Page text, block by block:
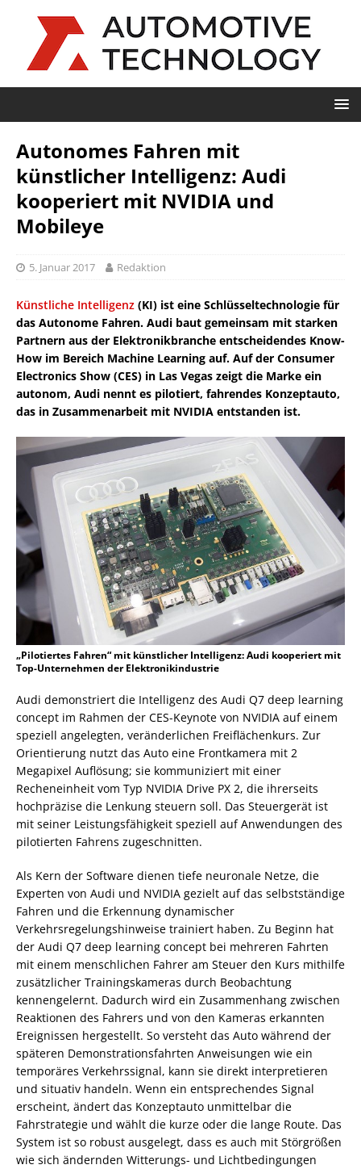
Autonomes Fahren mit
künstlicher Intelligenz: Audi
kooperiert mit NVIDIA und
Mobileye
5. Januar 2017 Redaktion
Künstliche Intelligenz (KI) ist eine Schlüsseltechnologie für
das Autonome Fahren. Audi baut gemeinsam mit starken
Partnern aus der Elektronikbranche entscheidendes Know-
How im Bereich Machine Learning auf. Auf der Consumer
Electronics Show (CES) in Las Vegas zeigt die Marke ein
autonom, Audi nennt es pilotiert, fahrendes Konzeptauto,
das in Zusammenarbeit mit NVIDIA entstanden ist.
„Pilotiertes Fahren“ mit künstlicher Intelligenz: Audi kooperiert mit
Top-Unternehmen der Elektronikindustrie
Audi demonstriert die Intelligenz des Audi Q7 deep learning
concept im Rahmen der CES-Keynote von NVIDIA auf einem
speziell angelegten, veränderlichen Freiflächenkurs. Zur
Orientierung nutzt das Auto eine Frontkamera mit 2
Megapixel Auflösung; sie kommuniziert mit einer
Recheneinheit vom Typ NVIDIA Drive PX 2, die ihrerseits
hochpräzise die Lenkung steuern soll. Das Steuergerät ist
mit seiner Leistungsfähigkeit speziell auf Anwendungen des
pilotierten Fahrens zugeschnitten.
Als Kern der Software dienen tiefe neuronale Netze, die
Experten von Audi und NVIDIA gezielt auf das selbstständige
Fahren und die Erkennung dynamischer
Verkehrsregelungshinweise trainiert haben. Zu Beginn hat
der Audi Q7 deep learning concept bei mehreren Fahrten
mit einem menschlichen Fahrer am Steuer den Kurs mithilfe
zusätzlicher Trainingskameras durch Beobachtung
kennengelernt. Dadurch wird ein Zusammenhang zwischen
Reaktionen des Fahrers und von den Kameras erkannten
Ereignissen hergestellt. So versteht das Auto während der
späteren Demonstrationsfahrten Anweisungen wie ein
temporäres Verkehrssignal, kann sie direkt interpretieren
und situativ handeln. Wenn ein entsprechendes Signal
erscheint, ändert das Konzeptauto unmittelbar die
Fahrstrategie und wählt die kurze oder die lange Route. Das
System ist so robust ausgelegt, dass es auch mit Störgrößen
wie sich ändernden Witterungs- und Lichtbedingungen